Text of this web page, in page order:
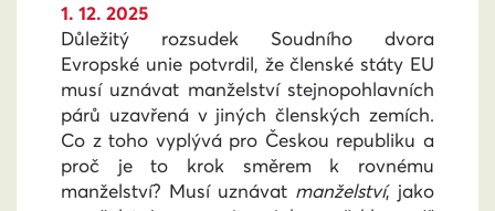
1. 12. 2025
Důležitý rozsudek Soudního dvora
Evropské unie potvrdil, že členské státy EU
musí uznávat manželství stejnopohlavních
párů uzavřená v jiných členských zemích.
Co z toho vyplývá pro Českou republiku a
proč je to krok směrem k rovnému
manželství? Musí uznávat manželství, jako